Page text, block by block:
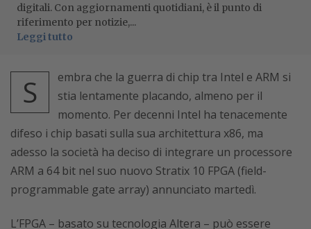
digitali. Con aggiornamenti quotidiani, è il punto di
riferimento per notizie,...
Leggi tutto
S
embra che la guerra di chip tra Intel e ARM si
stia lentamente placando, almeno per il
momento. Per decenni Intel ha tenacemente
difeso i chip basati sulla sua architettura x86, ma
adesso la società ha deciso di integrare un processore
ARM a 64 bit nel suo nuovo Stratix 10 FPGA (field-
programmable gate array) annunciato martedì.
L’FPGA – basato su tecnologia Altera – può essere